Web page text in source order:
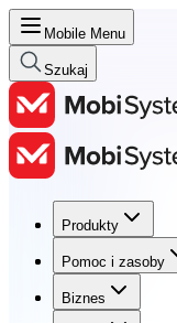
Mobile Menu
Szukaj
Produkty
Pomoc i zasoby
Biznes
Produkty
Pomoc i zasoby
Biznes